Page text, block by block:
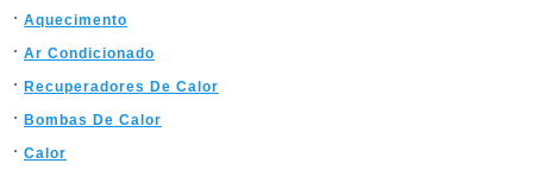
Aquecimento
Ar Condicionado
Recuperadores De Calor
Bombas De Calor
Calor